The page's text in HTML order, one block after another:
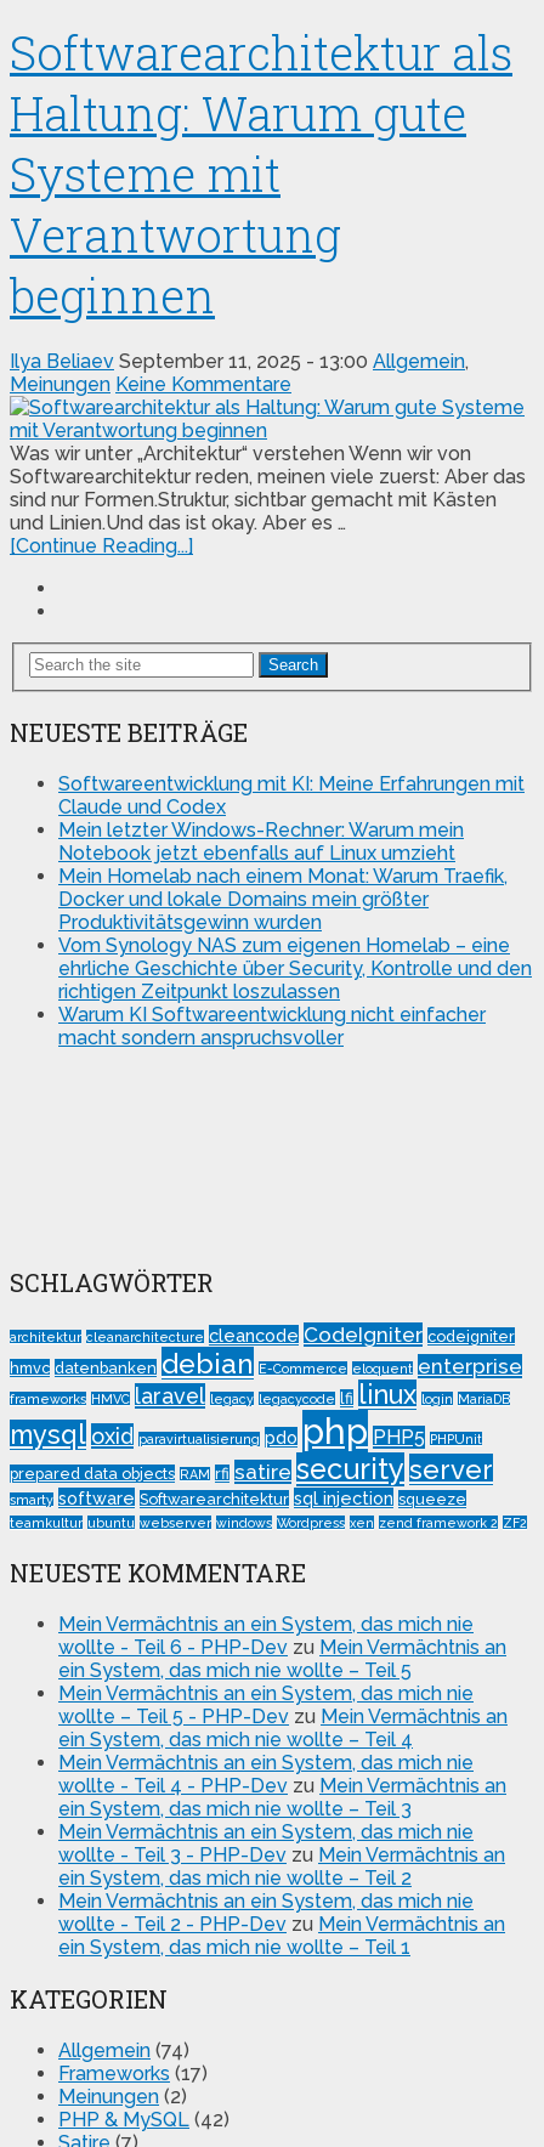
Softwarearchitektur als
Haltung: Warum gute
Systeme mit
Verantwortung
beginnen
Ilya Beliaev September 11, 2025 - 13:00 Allgemein,
Meinungen Keine Kommentare
Was wir unter „Architektur“ verstehen Wenn wir von
Softwarearchitektur reden, meinen viele zuerst: Aber das
sind nur Formen.Struktur, sichtbar gemacht mit Kästen
und Linien.Und das ist okay. Aber es …
[Continue Reading...]
Search
NEUESTE BEITRÄGE
Softwareentwicklung mit KI: Meine Erfahrungen mit
Claude und Codex
Mein letzter Windows-Rechner: Warum mein
Notebook jetzt ebenfalls auf Linux umzieht
Mein Homelab nach einem Monat: Warum Traefik,
Docker und lokale Domains mein größter
Produktivitätsgewinn wurden
Vom Synology NAS zum eigenen Homelab – eine
ehrliche Geschichte über Security, Kontrolle und den
richtigen Zeitpunkt loszulassen
Warum KI Softwareentwicklung nicht einfacher
macht sondern anspruchsvoller
SCHLAGWÖRTER
architektur cleanarchitecture cleancode CodeIgniter codeigniter
hmvc datenbanken debian E-Commerce eloquent enterprise
frameworks HMVC laravel legacy legacycode lfi linux login MariaDB
mysql oxid paravirtualisierung pdo php PHP5 PHPUnit
prepared data objects RAM rfi satire securityserver
smarty software Softwarearchitektur sql injection squeeze
teamkultur ubuntu webserver windows Wordpress xen zend framework 2 ZF2
NEUESTE KOMMENTARE
Mein Vermächtnis an ein System, das mich nie
wollte - Teil 6 - PHP-Dev zu Mein Vermächtnis an
ein System, das mich nie wollte – Teil 5
Mein Vermächtnis an ein System, das mich nie
wollte – Teil 5 - PHP-Dev zu Mein Vermächtnis an
ein System, das mich nie wollte – Teil 4
Mein Vermächtnis an ein System, das mich nie
wollte - Teil 4 - PHP-Dev zu Mein Vermächtnis an
ein System, das mich nie wollte – Teil 3
Mein Vermächtnis an ein System, das mich nie
wollte - Teil 3 - PHP-Dev zu Mein Vermächtnis an
ein System, das mich nie wollte – Teil 2
Mein Vermächtnis an ein System, das mich nie
wollte - Teil 2 - PHP-Dev zu Mein Vermächtnis an
ein System, das mich nie wollte – Teil 1
KATEGORIEN
Allgemein (74)
Frameworks (17)
Meinungen (2)
PHP & MySQL (42)